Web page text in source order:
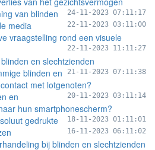
24-11-2023 07:11:17
van blinden
media
22-11-2023 03:11:00
vraagstelling rond een visuele
22-11-2023 11:11:27
en slechtzienden
21-11-2023 07:11:38
blinden en
met lotgenoten?
20-11-2023 03:11:14
en
hun smartphonescherm?
18-11-2023 01:11:01
gedrukte
16-11-2023 06:11:02
bij blinden en slechtzienden